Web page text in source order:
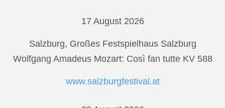
17 August 2026
Salzburg, Großes Festspielhaus Salzburg
Wolfgang Amadeus Mozart: Così fan tutte KV 588
www.salzburgfestival.at